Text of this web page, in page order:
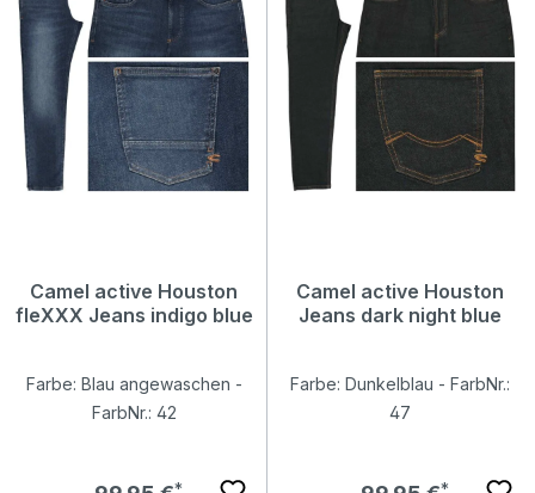
Camel active Houston
fleXXX Jeans indigo blue
Farbe: Blau angewaschen -
FarbNr.: 42
Camel active Houston
Jeans dark night blue
Farbe: Dunkelblau - FarbNr.:
47